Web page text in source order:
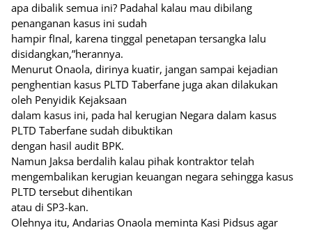
apa dibalik semua ini? Padahal kalau mau dibilang
penanganan kasus ini sudah
hampir fInal, karena tinggal penetapan tersangka Ialu
disidangkan,”herannya.
Menurut Onaola, dirinya kuatir, jangan sampai kejadian
penghentian kasus PLTD Taberfane juga akan dilakukan
oleh Penyidik Kejaksaan
dalam kasus ini, pada hal kerugian Negara dalam kasus
PLTD Taberfane sudah dibuktikan
dengan hasil audit BPK.
Namun Jaksa berdalih kalau pihak kontraktor telah
mengembalikan kerugian keuangan negara sehingga kasus
PLTD tersebut dihentikan
atau di SP3-kan.
Olehnya itu, Andarias Onaola meminta Kasi Pidsus agar